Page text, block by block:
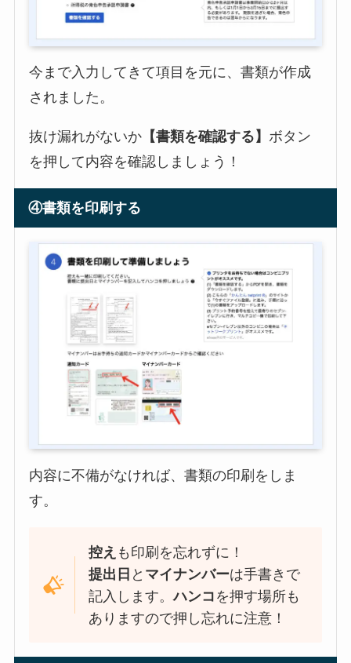
今まで入力してきて項目を元に、書類が作成
されました。
抜け漏れがないか【書類を確認する】 ボタン
を押して内容を確認しましょう！
④書類を印刷する
内容に不備がなければ、書類の印刷をしま
す。
控え も印刷を忘れずに！
提出日 と マイナンバーは手書きで
記入します。ハンコ を押す場所も
ありますので押し忘れに注意！